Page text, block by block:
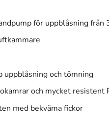
för uppblåsning från
uppblåsning och tömning
och mycket
med bekväma fickor